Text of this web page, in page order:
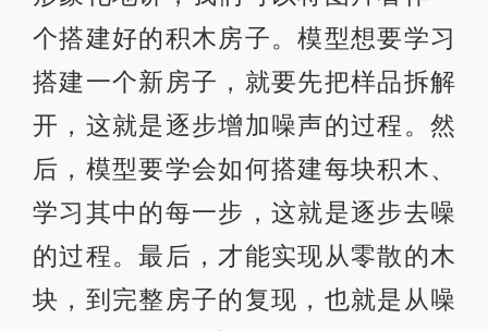
伴随着这一段轻松的旋律，让我们来
一起了解一下这些工作中都用到的生
成式模型：扩散模型
（Diffusion Models）。
扩散模型是一种模拟粒子热运动过程
的数学模型。应用在图像生成中，将
一张真实的图片，逐步增加高斯噪